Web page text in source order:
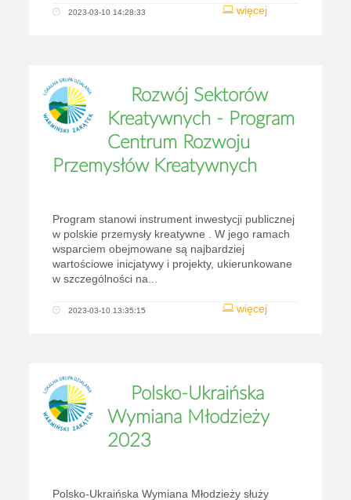
więcej
2023-03-10 14:28:33
Rozwój Sektorów
Kreatywnych - Program
Centrum Rozwoju
Przemysłów Kreatywnych
Program stanowi instrument inwestycji publicznej
w polskie przemysły kreatywne . W jego ramach
wsparciem obejmowane są najbardziej
wartościowe inicjatywy i projekty, ukierunkowane
w szczególności na...
więcej
2023-03-10 13:35:15
Polsko-Ukraińska
Wymiana Młodzieży
2023
Polsko-Ukraińska Wymiana Młodzieży służy